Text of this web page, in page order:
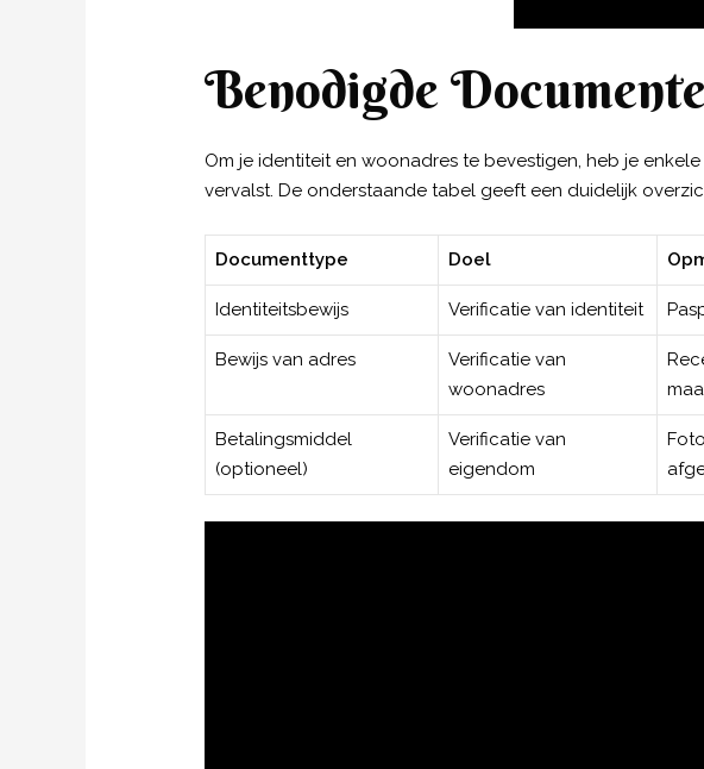
Benodigde
Om je identiteit en woonadres te bevestigen, heb je
vervalst. De onderstaande tabel geeft een duidelijk
Documenttype Doel
Identiteitsbewijs Verificatie van identiteit
Bewijs van adres
Verificatie van
woonadres
Betalingsmiddel
(optioneel)
Verificatie van
eigendom